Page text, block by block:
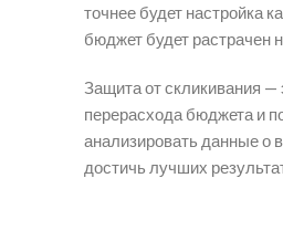
точнее будет настройка
бюджет будет растрачен
Защита от скликивания
перерасхода бюджета и
анализировать данные о
достичь лучших